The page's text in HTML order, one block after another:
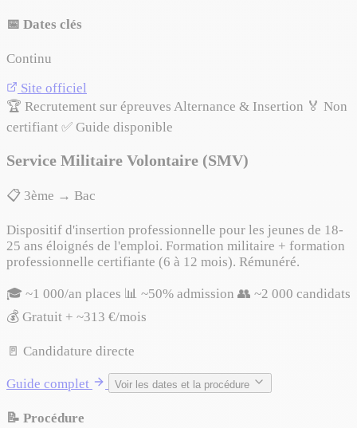
📅 Dates clés
Continu
Site officiel
🏆 Recrutement sur épreuves Alternance & Insertion 🏅 Non
certifiant ✅ Guide disponible
Service Militaire Volontaire (SMV)
📋 3ème → Bac
Dispositif d'insertion professionnelle pour les jeunes de 18-
25 ans éloignés de l'emploi. Formation militaire + formation
professionnelle certifiante (6 à 12 mois). Rémunéré.
🎓 ~1 000/an places 📊 ~50% admission 👥 ~2 000 candidats
💰 Gratuit + ~313 €/mois
🚪 Candidature directe
Guide complet Voir les dates et la procédure
📝 Procédure